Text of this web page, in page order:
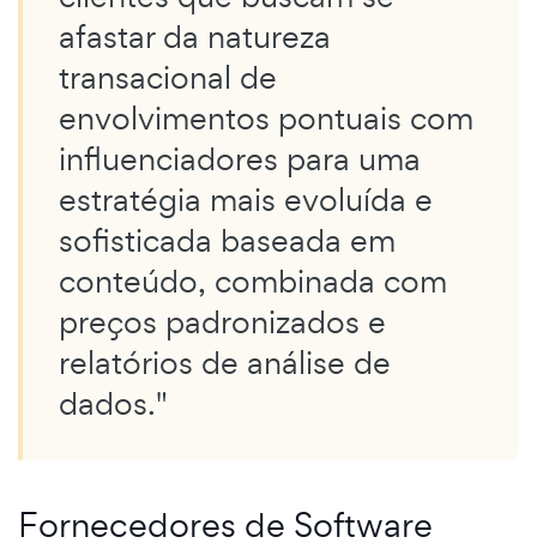
afastar da natureza
transacional de
envolvimentos pontuais com
influenciadores para uma
estratégia mais evoluída e
sofisticada baseada em
conteúdo, combinada com
preços padronizados e
relatórios de análise de
dados."
Fornecedores de Software